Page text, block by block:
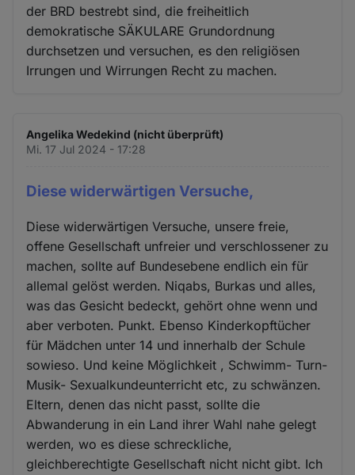
der BRD bestrebt sind, die freiheitlich
demokratische SÄKULARE Grundordnung
durchsetzen und versuchen, es den religiösen
Irrungen und Wirrungen Recht zu machen.
Angelika Wedekind (nicht überprüft)
Mi. 17 Jul 2024 - 17:28
Diese widerwärtigen Versuche,
Diese widerwärtigen Versuche, unsere freie,
offene Gesellschaft unfreier und verschlossener zu
machen, sollte auf Bundesebene endlich ein für
allemal gelöst werden. Niqabs, Burkas und alles,
was das Gesicht bedeckt, gehört ohne wenn und
aber verboten. Punkt. Ebenso Kinderkopftücher
für Mädchen unter 14 und innerhalb der Schule
sowieso. Und keine Möglichkeit , Schwimm- Turn-
Musik- Sexualkundeunterricht etc, zu schwänzen.
Eltern, denen das nicht passt, sollte die
Abwanderung in ein Land ihrer Wahl nahe gelegt
werden, wo es diese schreckliche,
gleichberechtigte Gesellschaft nicht nicht gibt. Ich